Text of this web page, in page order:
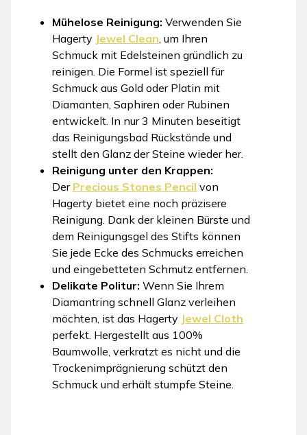
Mühelose Reinigung: Verwenden Sie
Hagerty Jewel Clean , um Ihren
Schmuck mit Edelsteinen gründlich zu
reinigen. Die Formel ist speziell für
Schmuck aus Gold oder Platin mit
Diamanten, Saphiren oder Rubinen
entwickelt. In nur 3 Minuten beseitigt
das Reinigungsbad Rückstände und
stellt den Glanz der Steine wieder her.
Reinigung unter den Krappen:
Der Precious Stones Pencil von
Hagerty bietet eine noch präzisere
Reinigung. Dank der kleinen Bürste und
dem Reinigungsgel des Stifts können
Sie jede Ecke des Schmucks erreichen
und eingebetteten Schmutz entfernen.
Delikate Politur: Wenn Sie Ihrem
Diamantring schnell Glanz verleihen
möchten, ist das Hagerty Jewel Cloth
perfekt. Hergestellt aus 100%
Baumwolle, verkratzt es nicht und die
Trockenimprägnierung schützt den
Schmuck und erhält stumpfe Steine.